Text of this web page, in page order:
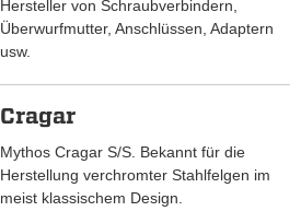
Hersteller von Schraubverbindern,
Überwurfmutter, Anschlüssen, Adaptern
usw.
Cragar
Mythos Cragar S/S. Bekannt für die
Herstellung verchromter Stahlfelgen im
meist klassischem Design.